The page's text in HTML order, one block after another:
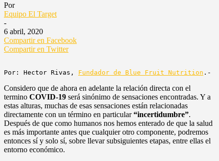
Por
Equipo El Target
-
6 abril, 2020
Compartir en Facebook
Compartir en Twitter
Por: Hector Rivas, Fundador de Blue Fruit Nutrition .-
Considero que de ahora en adelante la relación directa con el
termino COVID-19 será sinónimo de sensaciones encontradas. Y a
estas alturas, muchas de esas sensaciones están relacionadas
directamente con un término en particular“incertidumbre”.
Después de que como humanos nos hemos enterado de que la salud
es más importante antes que cualquier otro componente, podremos
entonces sí y solo sí, sobre llevar subsiguientes etapas, entre ellas el
entorno económico.